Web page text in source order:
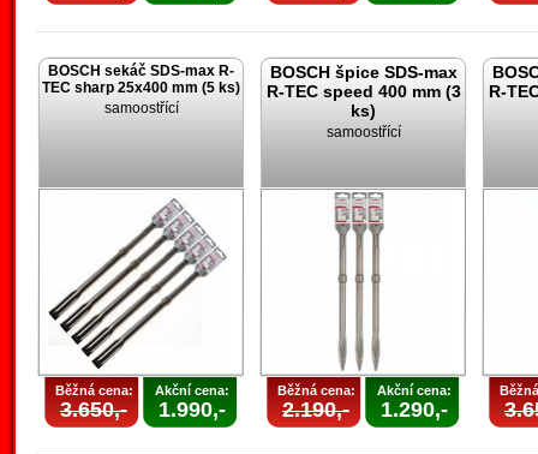
BOSCH sekáč SDS-max R-
TEC sharp 25x400 mm (5 ks)
samoostřící
Běžná cena:
3.650,-
Akční cena:
1.990,-
BOSCH špice SDS-max
R-TEC speed 400 mm (3
ks)
samoostřící
Běžná cena:
2.190,-
Akční cena:
1.290,-
R-